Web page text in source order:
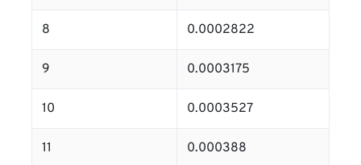
8 0.0002822
9 0.0003175
10 0.0003527
11 0.000388